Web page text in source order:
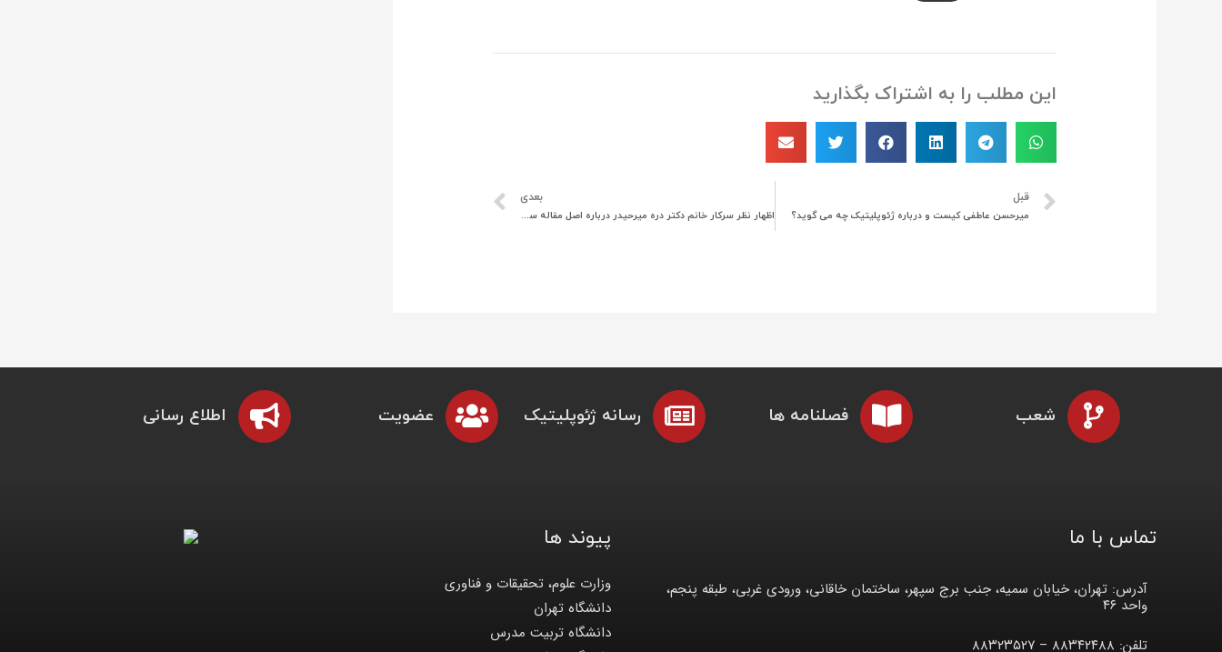
این مطلب را به اشتراک بگذارید
قبل
میرحسن عاطفی کیست و درباره ژئوپلیتیک چه می­ گوید؟
بعدی
اظهار نظر سرکار خانم دکتر دره میرحیدر درباره اصل مقاله سرتیپ عاطفی در خصوص یادداشت دکتر هادی ویسی
شعب فصلنامه ها رسانه ژئوپلیتیک عضویت اطلاع رسانی
تماس با ما
آدرس: تهران، خیابان سمیه، جنب برج سپهر، ساختمان خاقانی، ورودی غربی، طبقه پنجم،
واحد ۴۶
تلفن: ۸۸۳۴۲۴۸۸ – ۸۸۳۲۳۵۲۷
پیوند ها
وزارت علوم، تحقیقات و فناوری
دانشگاه تهران
دانشگاه تربیت مدرس